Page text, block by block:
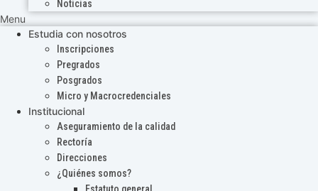
Noticias
Menu
Estudia con nosotros
Inscripciones
Pregrados
Posgrados
Micro y Macrocredenciales
Institucional
Aseguramiento de la calidad
Rectoría
Direcciones
¿Quiénes somos?